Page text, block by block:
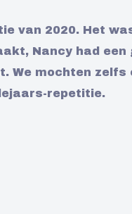
van 2020. Het
Nancy had een
We mochten zelfs
repetitie.